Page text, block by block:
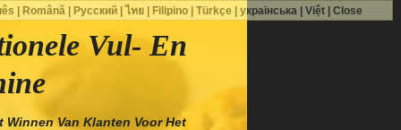
Vul- En
Winnen Van Klanten Voor Het
Română| Русский| ไทย| Filipino| Türkçe українська| Việt| Close